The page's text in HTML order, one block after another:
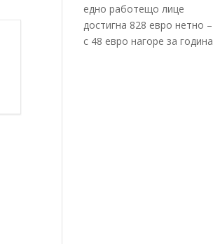
едно работещо лице
достигна 828 евро нетно –
с 48 евро нагоре за година